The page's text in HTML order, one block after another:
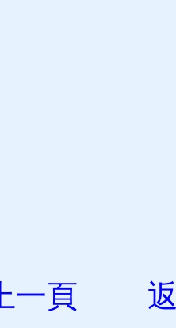
上一頁